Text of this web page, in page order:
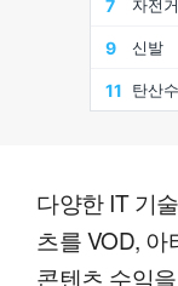
다양한 IT 기
츠를 VOD,
콘텐츠 수익